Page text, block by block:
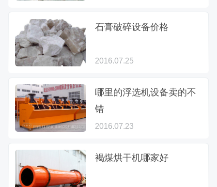
石膏破碎设备价格
2016.07.25
哪里的浮选机设备卖的不
错
2016.07.23
褐煤烘干机哪家好